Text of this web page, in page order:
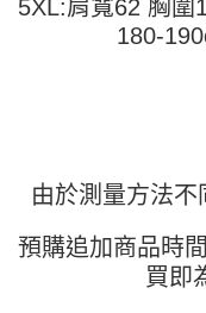
【注意事項】
１．透過由恩沛科技股份
易，需依本服務之必要範
２．關於個人資料處理事宜
４．使用「AFTEE先享後
請求用戶進行身份認證。
５．嚴禁一人註冊多個帳
恩沛科技股份有限公司將
每筆NT$70，滿
5XL:肩寬62 胸圍
180-
由於測量方法
預購追加商品時
買即